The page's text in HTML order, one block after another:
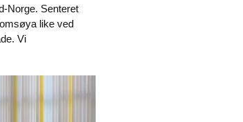
Norge. Senteret
like ved
Vi